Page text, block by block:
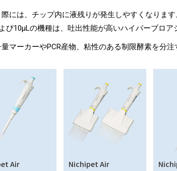
には、チップ内に液残りが発生しやすくなりま
び10μLの機種は、吐出性能が高いハイパーブロア
マーカーやPCR産物、粘性のある制限酵素を分注
Air
Nichipet Air